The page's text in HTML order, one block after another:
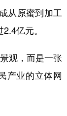
从原蜜到加工
亿元。
观，而是一张
产业的立体网